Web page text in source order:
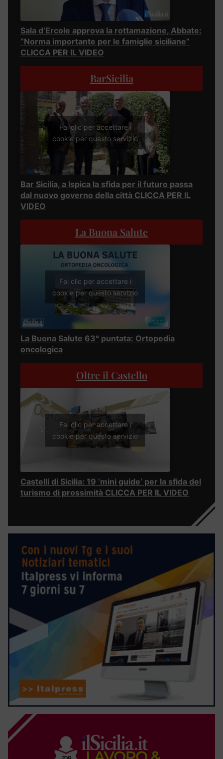
Sala d’Ercole approva la rottamazione, Abbate:
“Norma importante per le famiglie siciliane”
CLICCA PER IL VIDEO
BarSicilia
Fai clic per accettare i
cookie per questo servizio
Bar Sicilia, a Ispica la sfida per il futuro passa
dal nuovo governo della città CLICCA PER IL
VIDEO
La Buona Salute
Fai clic per accettare i
cookie per questo servizio
La Buona Salute 63° puntata: Ortopedia
oncologica
Oltre il Castello
Fai clic per accettare i
cookie per questo servizio
Castelli di Sicilia: 19 ‘mini guide’ per la sfida del
turismo di prossimità CLICCA PER IL VIDEO